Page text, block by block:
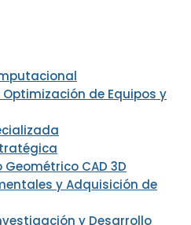
de Equipos y
CAD 3D
y Adquisición de
y Desarrollo